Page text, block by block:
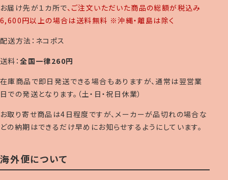
お届け先が１カ所で、ご注文いただいた商品の総額が税込み
6,600円以上の場合は送料無料 ※沖縄・離島は除く
配送方法：ネコポス
送料：全国一律260円
在庫商品で即日発送できる場合もありますが、通常は翌営業
日での発送となります。（土・日・祝日休業）
お取り寄せ商品は4日程度ですが、メーカーが品切れの場合な
どの納期はできるだけ早めにお知らせするようにしています。
海外便について